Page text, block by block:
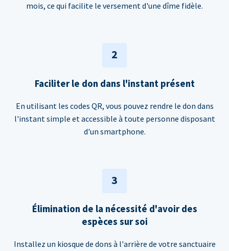
mois, ce qui facilite le versement d'une dîme fidèle.
2
Faciliter le don dans l'instant présent
En utilisant les codes QR, vous pouvez rendre le don dans
l'instant simple et accessible à toute personne disposant
d'un smartphone.
3
Élimination de la nécessité d'avoir des
espèces sur soi
Installez un kiosque de dons à l'arrière de votre sanctuaire